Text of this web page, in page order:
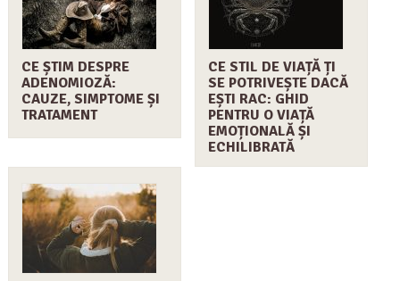
CE ȘTIM DESPRE
ADENOMIOZĂ:
CAUZE, SIMPTOME ȘI
TRATAMENT
CE STIL DE VIAȚĂ ȚI
SE POTRIVEȘTE DACĂ
EȘTI RAC: GHID
PENTRU O VIAȚĂ
EMOȚIONALĂ ȘI
ECHILIBRATĂ